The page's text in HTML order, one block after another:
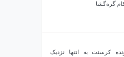
گره‌گشا
کرسنت به انتها نزدیک